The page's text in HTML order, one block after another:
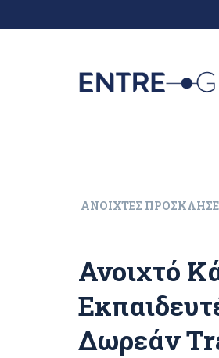
ΑΝΟΙΧΤΈΣ
Ανοιχτό
Δωρεάν